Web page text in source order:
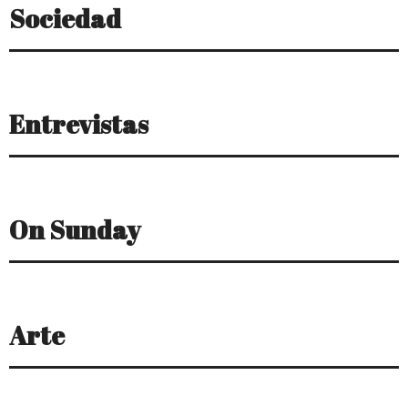
Sociedad
Entrevistas
On Sunday
Arte